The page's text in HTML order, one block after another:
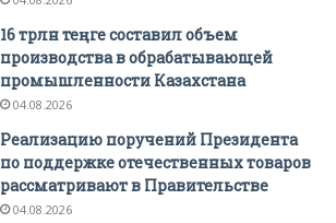
16 трлн теңге составил объем
производства в обрабатывающей
промышленности Казахстана
04.08.2026
Реализацию поручений Президента
по поддержке отечественных товаров
рассматривают в Правительстве
04.08.2026